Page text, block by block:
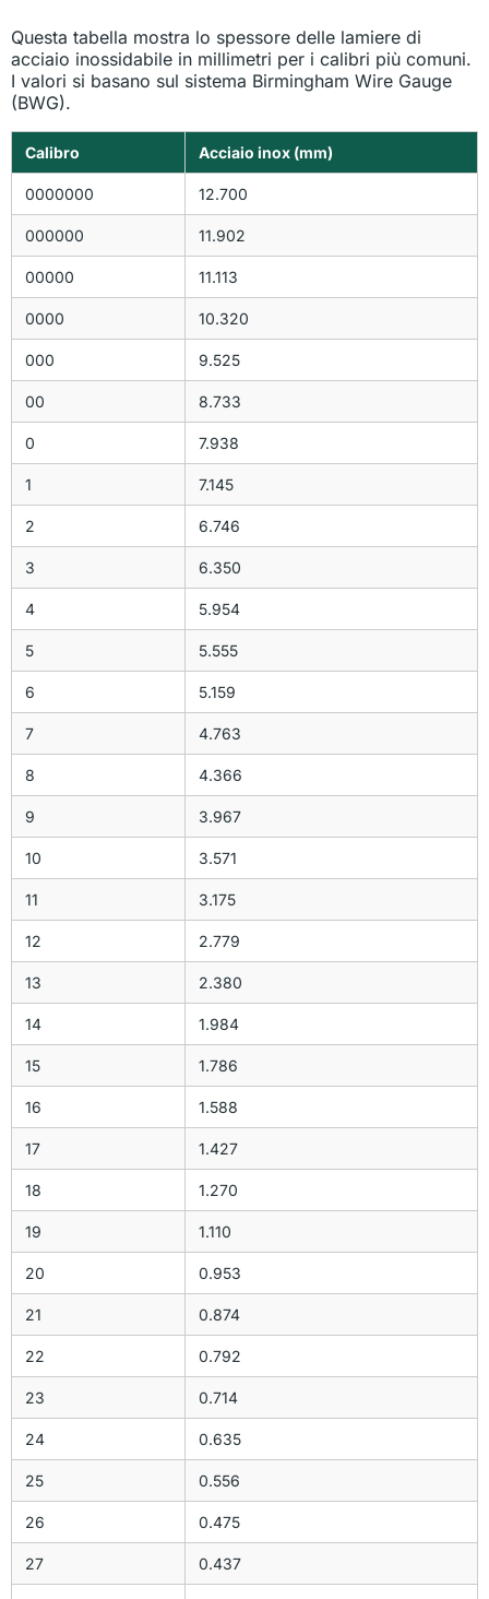
Questa tabella mostra lo spessore delle lamiere di
acciaio inossidabile in millimetri per i calibri più comuni.
I valori si basano sul sistema Birmingham Wire Gauge
(BWG).
Calibro Acciaio inox (mm)
0000000 12.700
000000 11.902
00000 11.113
0000 10.320
000 9.525
00 8.733
0 7.938
1 7.145
2 6.746
3 6.350
4 5.954
5 5.555
6 5.159
7 4.763
8 4.366
9 3.967
10 3.571
11 3.175
12 2.779
13 2.380
14 1.984
15 1.786
16 1.588
17 1.427
18 1.270
19 1.110
20 0.953
21 0.874
22 0.792
23 0.714
24 0.635
25 0.556
26 0.475
27 0.437